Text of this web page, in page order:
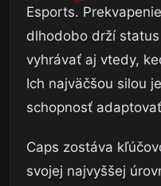
Esports.
dlhodobo drží
vyhrávať aj vtedy,
Ich najväčšou silou
schopnosť
Caps zostáva
svojej najvyššej